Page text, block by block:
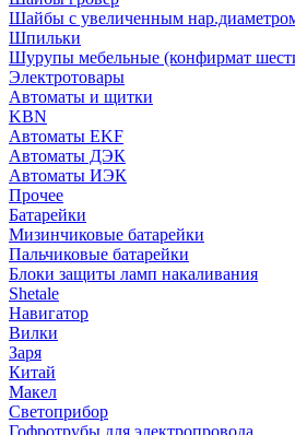
Шайбы с увеличенным
Шпильки
Шурупы мебельные (конфирмат
Электротовары
Автоматы и щитки
KBN
Автоматы EKF
Автоматы ДЭК
Автоматы ИЭК
Прочее
Батарейки
Мизинчиковые батарейки
Пальчиковые батарейки
Блоки защиты ламп накаливания
Shetale
Навигатор
Вилки
Заря
Китай
Макел
Светоприбор
Гофротрубы для электропровода